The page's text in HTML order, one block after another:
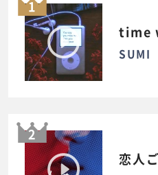
1
time
SUMI
2
恋人